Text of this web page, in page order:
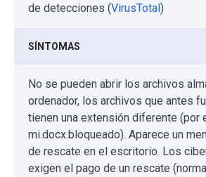
de detecciones (VirusTotal)
SÍNTOMAS
No se pueden abrir los archivos
ordenador, los archivos que antes
tienen una extensión diferente (por
mi.docx.bloqueado). Aparece un
de rescate en el escritorio. Los
exigen el pago de un rescate